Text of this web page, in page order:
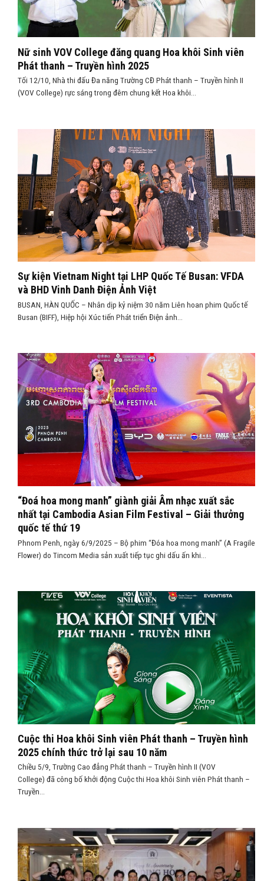
Nữ sinh VOV College đăng quang Hoa khôi Sinh viên
Phát thanh – Truyền hình 2025
Tối 12/10, Nhà thi đấu Đa năng Trường CĐ Phát thanh – Truyền hình II
(VOV College) rực sáng trong đêm chung kết Hoa khôi...
Sự kiện Vietnam Night tại LHP Quốc Tế Busan: VFDA
và BHD Vinh Danh Điện Ảnh Việt
BUSAN, HÀN QUỐC – Nhân dịp kỷ niệm 30 năm Liên hoan phim Quốc tế
Busan (BIFF), Hiệp hội Xúc tiến Phát triển Điện ảnh...
“Đoá hoa mong manh” giành giải Âm nhạc xuất sắc
nhất tại Cambodia Asian Film Festival – Giải thưởng
quốc tế thứ 19
Phnom Penh, ngày 6/9/2025 – Bộ phim “Đóa hoa mong manh” (A Fragile
Flower) do Tincom Media sản xuất tiếp tục ghi dấu ấn khi...
Cuộc thi Hoa khôi Sinh viên Phát thanh – Truyền hình
2025 chính thức trở lại sau 10 năm
Chiều 5/9, Trường Cao đẳng Phát thanh – Truyền hình II (VOV
College) đã công bố khởi động Cuộc thi Hoa khôi Sinh viên Phát thanh –
Truyền...